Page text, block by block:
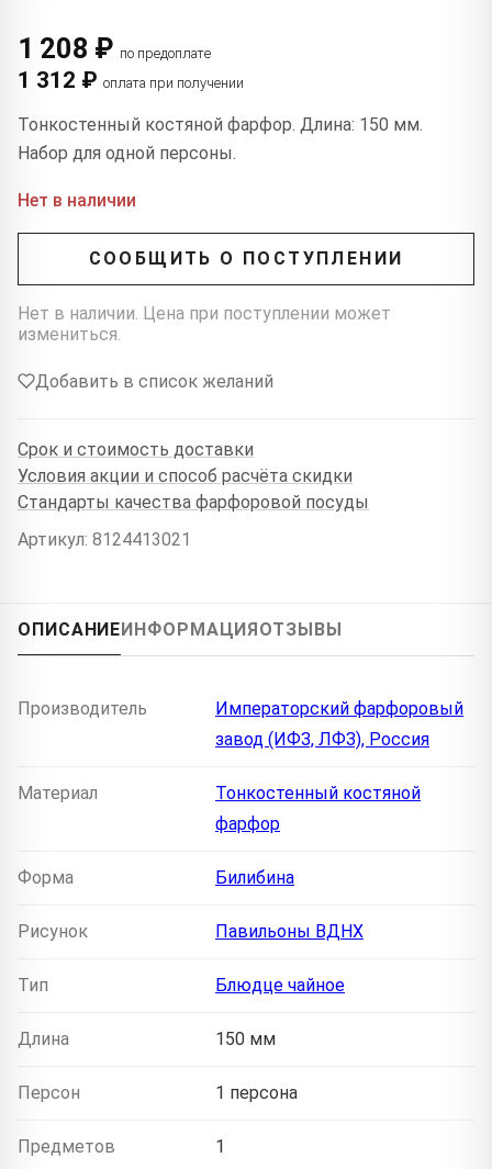
1 208 ₽ по предоплате
1 312 ₽ оплата при получении
Тонкостенный костяной фарфор. Длина: 150 мм.
Набор для одной персоны.
Нет в наличии
СООБЩИТЬ О ПОСТУПЛЕНИИ
Нет в наличии. Цена при поступлении может
измениться.
Добавить в список желаний
Срок и стоимость доставки
Условия акции и способ расчёта скидки
Стандарты качества фарфоровой посуды
Артикул: 8124413021
ОПИСАНИЕИНФОРМАЦИЯОТЗЫВЫ
Производитель
Императорский фарфоровый
завод (ИФЗ, ЛФЗ), Россия
Материал
Тонкостенный костяной
фарфор
Форма Билибина
Рисунок Павильоны ВДНХ
Тип Блюдце чайное
Длина 150 мм
Персон 1 персона
Предметов 1